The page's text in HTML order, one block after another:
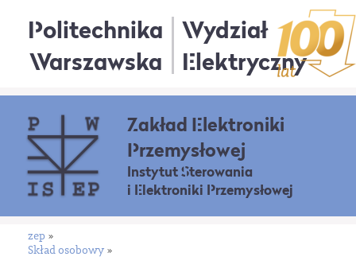
Politechnika
Warszawska
Wydział
Elektryczny
Zakład Elektroniki
Przemysłowej
Instytut Sterowania
i Elektroniki Przemysłowej
zep »
Skład osobowy »